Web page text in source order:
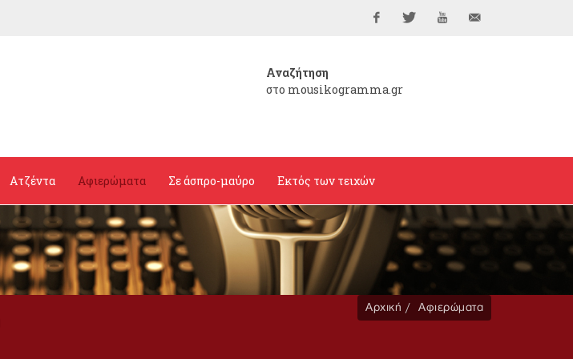
Αναζήτηση
στο mousikogramma.gr
Ατζέντα Αφιερώματα Σε άσπρο-μαύρο Εκτός των τειχών
Αρχική Αφιερώματα